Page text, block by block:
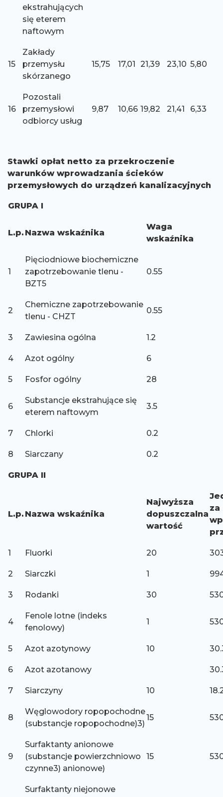
ekstrahujących
się eterem
naftowym
15
Zakłady
przemysłu
skórzanego
15,75 17,01 21,39 23,10 5,80
16
Pozostali
przemysłowi
odbiorcy usług
9,87 10,66 19,82 21,41 6,33
Stawki opłat netto za przekroczenie
warunków wprowadzania ścieków
przemysłowych do urządzeń kanalizacyjnych
GRUPA I
L.p. Nazwa wskaźnika
Waga
wskaźnika
1
Pięciodniowe biochemiczne
zapotrzebowanie tlenu -
BZT5
0.55
2
Chemiczne zapotrzebowanie
tlenu - CHZT
0.55
3 Zawiesina ogólna 1.2
4 Azot ogólny 6
5 Fosfor ogólny 28
6
Substancje ekstrahujące się
eterem naftowym
3.5
7 Chlorki 0.2
8 Siarczany 0.2
GRUPA II
L.p. Nazwa wskaźnika
Najwyższa
dopuszczalna
wartość
za
1 Fluorki 20
2 Siarczki 1
3 Rodanki 30
4
Fenole lotne (indeks
fenolowy)
1
5 Azot azotynowy 10
6 Azot azotanowy
7 Siarczyny 10
8
Węglowodory ropopochodne
(substancje ropopochodne)3)
15
9
Surfaktanty anionowe
(substancje powierzchniowo
czynne3) anionowe)
15
Surfaktanty niejonowe